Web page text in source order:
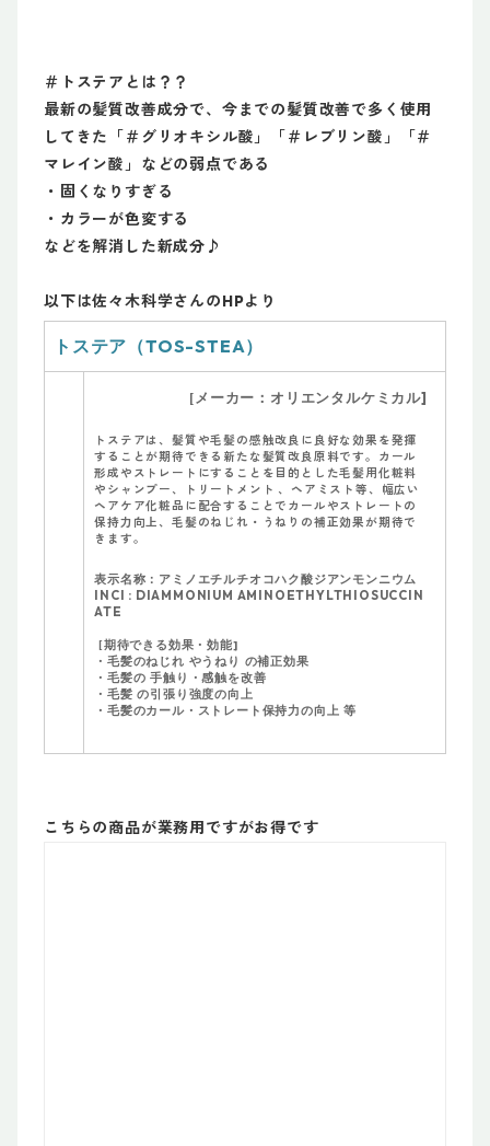
＃トステアとは？？
最新の髪質改善成分で、今までの髪質改善で多く使用
してきた「＃グリオキシル酸」「＃レブリン酸」「＃
マレイン酸」などの弱点である
・固くなりすぎる
・カラーが色変する
などを解消した新成分♪
以下は佐々木科学さんのHPより
トステア（TOS-STEA）
[ メーカー：オリエンタルケミカル]
トステアは、髪質や毛髪の感触改良に良好な効果を発揮
することが期待できる新たな髪質改良原料です。カール
形成やストレートにすることを目的とした毛髪用化粧料
やシャンプー、トリートメント 、ヘアミスト等、幅広い
ヘアケア化粧品に配合することでカールやストレートの
保持力向上、毛髪のねじれ・うねりの補正効果が期待で
きます。
表示名称：アミノエチルチオコハク酸ジアンモンニウム
INCI : DIAMMONIUM AMINOETHYLTHIOSUCCIN
ATE
期待できる効果・効能]
・毛髪のねじれ やうねり の補正効果
・毛髪の 手触り・感触を改善
・毛髪 の引張り強度の向上
・毛髪のカール・ストレート保持力の向上 等
こちらの商品が業務用ですがお得です